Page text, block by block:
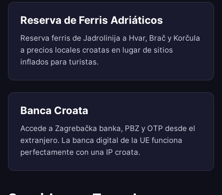
Reserva de Ferris Adriáticos
Reserva ferris de Jadrolinija a Hvar, Brač y Korčula
a precios locales croatas en lugar de sitios
inflados para turistas.
Banca Croata
Accede a Zagrebačka banka, PBZ y OTP desde el
extranjero. La banca digital de la UE funciona
perfectamente con una IP croata.